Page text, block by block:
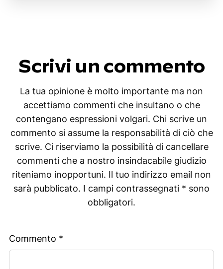
Scrivi un commento
La tua opinione è molto importante ma non
accettiamo commenti che insultano o che
contengano espressioni volgari. Chi scrive un
commento si assume la responsabilità di ciò che
scrive. Ci riserviamo la possibilità di cancellare
commenti che a nostro insindacabile giudizio
riteniamo inopportuni. Il tuo indirizzo email non
sarà pubblicato. I campi contrassegnati * sono
obbligatori.
Commento *